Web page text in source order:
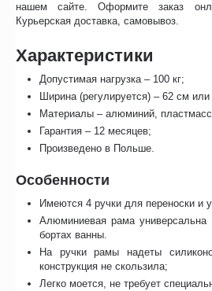
нашем сайте. Оформите заказ
Курьерская доставка, самовывоз.
Характеристики
Допустимая нагрузка – 100 кг;
Ширина (регулируется) – 62 см
Материалы – алюминий,
Гарантия – 12 месяцев;
Произведено в Польше.
Особенности
Имеются 4 ручки для переноски и
Алюминиевая рама
бортах ванны.
На ручки рамы надеты
конструкция не скользила;
Легко моется, не требует